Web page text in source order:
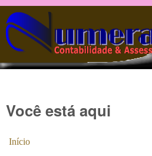
Pular para o
Você está aqui
Início